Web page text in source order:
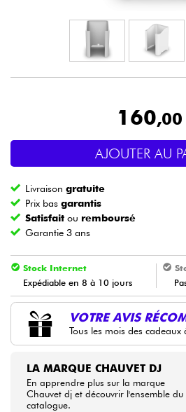
Micros & HF
Batteries & Percu
Vents
Violons & Quatuor
Câbles & Access.
HiFi
160,00
AJOUTER AU
Livraisongratuite
Prix basgarantis
Satisfait ou remboursé
Garantie 3 ans
Stock Internet
Expédiable en 8 à 10 jours
VOTRE AVIS
Tous les mois des cadeaux
LA MARQUE CHAUVET DJ
En apprendre plus sur la marque
Chauvet dj et découvrir l'ensemble du
catalogue.